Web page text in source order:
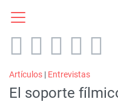
Artículos | Entrevistas
El soporte